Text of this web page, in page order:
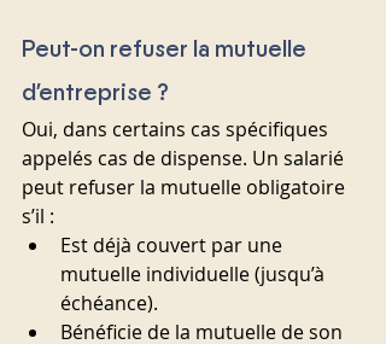
Peut-on refuser la mutuelle
d’entreprise ?
Oui, dans certains cas spécifiques
appelés cas de dispense. Un salarié
peut refuser la mutuelle obligatoire
s’il :
Est déjà couvert par une
mutuelle individuelle (jusqu’à
échéance).
Bénéficie de la mutuelle de son